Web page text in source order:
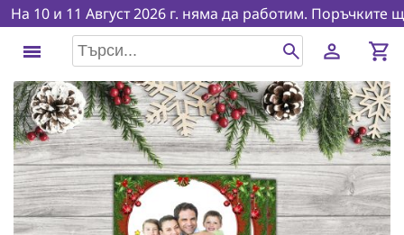
10 и 11 Август 2026 г. няма да работим. Поръчките ще
menu person shopping_cart